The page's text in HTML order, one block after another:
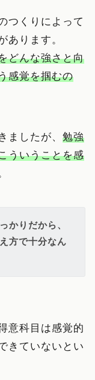
つくりによって
あります。
どんな強さと向
感覚を掴むの
ましたが、勉強
ういうことを感
かりだから、
方で十分なん
意科目は感覚的
きていないとい